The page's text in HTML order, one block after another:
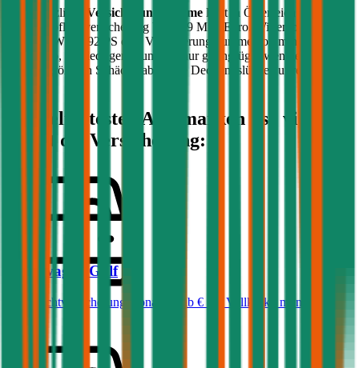
Die gesetzliche Versicherungssumme liegt in Österreich bei der
Kfz-Haftpflichtversicherung bei 7,79 Mio. Euro. Wir empfehlen für
Ihren PKW mit
92
PS eine Versicherungssumme von mindestens 20
Mio. Euro, da niedrigere Summen nur geringfügig weniger kosten
und bei größeren Schäden aber eine Deckungslücke auftreten
Die beliebtesten Automarken - so viel
kostet die Versicherung:
Volkswagen Golf
Haftpflichtversicherung monatlich ab € 50
Vollkasko monatlich